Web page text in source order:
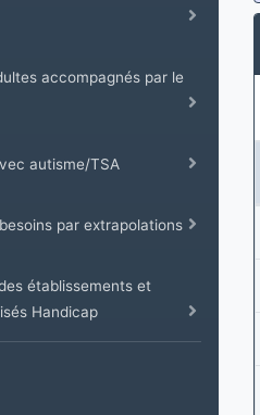
accompagnés par le
autisme/TSA
par extrapolations
établissements et
Handicap